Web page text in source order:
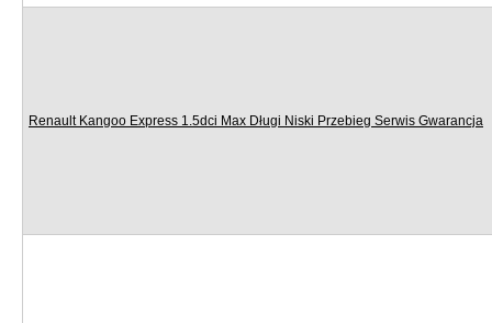
Renault Kangoo Express 1.5dci Max Długi Niski Przebieg Serwis Gwarancja